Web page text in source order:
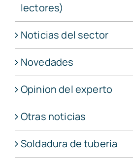
lectores)
Noticias del sector
Novedades
Opinion del experto
Otras noticias
Soldadura de tuberia